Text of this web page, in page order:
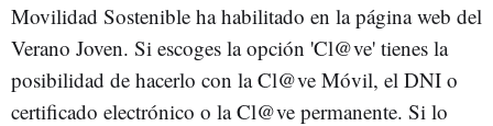
Movilidad Sostenible ha habilitado en la página web del
Verano Joven. Si escoges la opción 'Cl@ve' tienes la
posibilidad de hacerlo con la Cl@ve Móvil, el DNI o
certificado electrónico o la Cl@ve permanente. Si lo